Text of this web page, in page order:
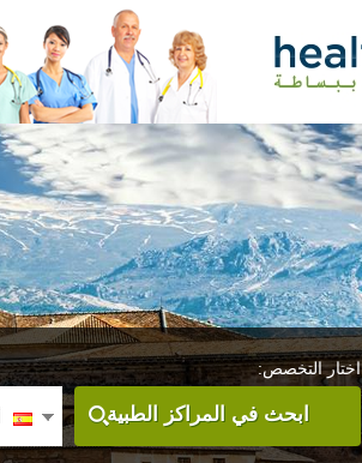
اختار التخصص:
ابحث في المراكز الطبية